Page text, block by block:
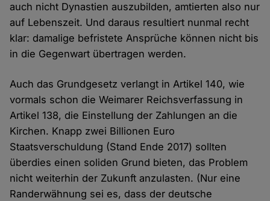
auch nicht Dynastien auszubilden, amtierten also nur
auf Lebenszeit. Und daraus resultiert nunmal recht
klar: damalige befristete Ansprüche können nicht bis
in die Gegenwart übertragen werden.
Auch das Grundgesetz verlangt in Artikel 140, wie
vormals schon die Weimarer Reichsverfassung in
Artikel 138, die Einstellung der Zahlungen an die
Kirchen. Knapp zwei Billionen Euro
Staatsverschuldung (Stand Ende 2017) sollten
überdies einen soliden Grund bieten, das Problem
nicht weiterhin der Zukunft anzulasten. (Nur eine
Randerwähnung sei es, dass der deutsche